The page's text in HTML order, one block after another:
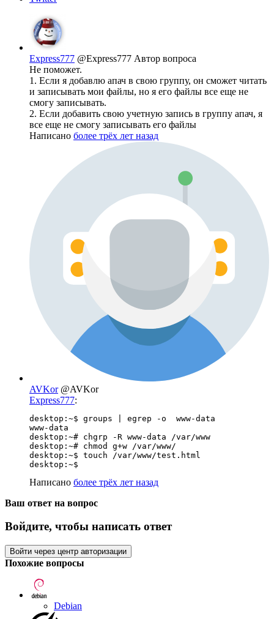
Express777 @Express777 Автор вопроса
Не поможет.
1. Если я добавлю апач в свою группу, он сможет читать
и записывать мои файлы, но я его файлы все еще не
смогу записывать.
2. Если добавить свою учетную запись в группу апач, я
все еще не смогу записывать его файлы
Написано более трёх лет назад
AVKor @AVKor
Express777:
desktop:~$ groups | egrep -o  www-data
www-data
desktop:~# chgrp -R www-data /var/www
desktop:~# chmod g+w /var/www/
desktop:~$ touch /var/www/test.html
desktop:~$
Написано более трёх лет назад
Ваш ответ на вопрос
Войдите, чтобы написать ответ
Войти через центр авторизации
Похожие вопросы
Debian